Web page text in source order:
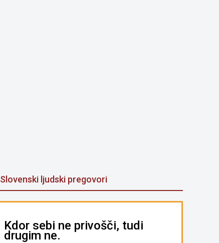
Slovenski ljudski pregovori
Kdor sebi ne privošči, tudi
drugim ne.